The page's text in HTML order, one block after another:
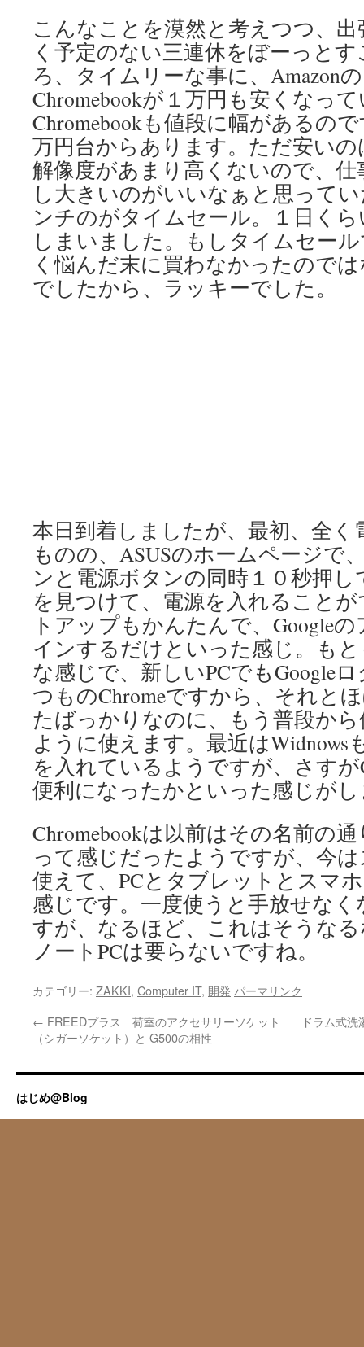
こんなことを漠然と考えつつ、
く予定のない三連休をぼーっと
ろ、タイムリーな事に、Amazon
Chromebookが１万円も安くなっ
Chromebookも値段に幅があるの
万円台からあります。ただ安い
解像度があまり高くないので、
し大きいのがいいなぁと思って
ンチのがタイムセール。１日く
しまいました。もしタイムセー
く悩んだ末に買わなかったので
でしたから、ラッキーでした。
本日到着しましたが、最初、全
ものの、ASUSのホームページで
ンと電源ボタンの同時１０秒押
を見つけて、電源を入れること
トアップもかんたんで、Google
インするだけといった感じ。もと
な感じで、新しいPCでもGoogle
つものChromeですから、それと
たばっかりなのに、もう普段か
ように使えます。最近はWidnows
を入れているようですが、さすが
便利になったかといった感じが
Chromebookは以前はその名前の
って感じだったようですが、今
使えて、PCとタブレットとスマ
感じです。一度使うと手放せな
すが、なるほど、これはそうな
ノートPCは要らないですね。
カテゴリー: ZAKKI, Computer IT, 開発 パーマリンク
← FREEDプラス 荷室のアクセサリーソケット
（シガーソケット）と G500の相性
ドラム式
はじめ@Blog